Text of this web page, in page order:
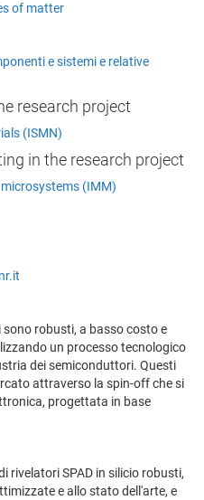
of matter
e sistemi e relative
research project
(ISMN)
in the research project
(IMM)
sono robusti, a basso costo e
un processo tecnologico
dei semiconduttori. Questi
attraverso la spin-off che si
progettata in base
rivelatori SPAD in silicio robusti,
e allo stato dell'arte, e